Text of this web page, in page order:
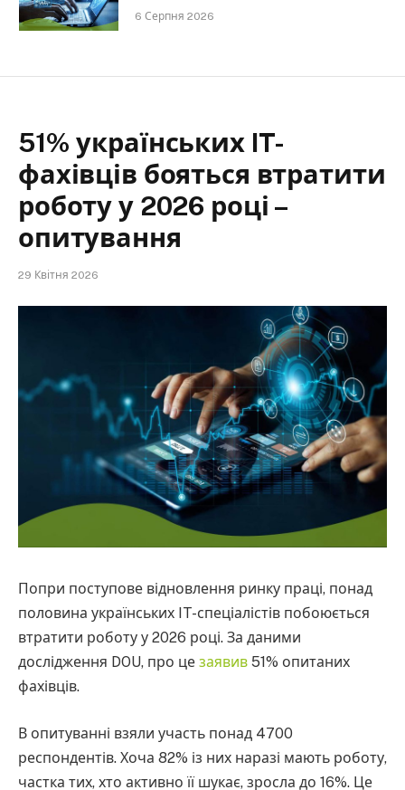
6 Серпня 2026
51% українських IT-
фахівців бояться втратити
роботу у 2026 році –
опитування
29 Квітня 2026
Попри поступове відновлення ринку праці, понад
половина українських IT-спеціалістів побоюється
втратити роботу у 2026 році. За даними
дослідження DOU, про це заявив 51% опитаних
фахівців.
В опитуванні взяли участь понад 4700
респондентів. Хоча 82% із них наразі мають роботу,
частка тих, хто активно її шукає, зросла до 16%. Це